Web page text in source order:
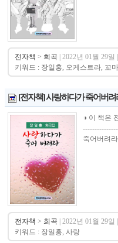
전자책 > 희곡 | 2022년 01월 29
키워드 : 장일홍, 오케스트라, 꼬
[전자책] 사랑하다가 죽어버려
◑ 이 책은
죽어버려
전자책 > 희곡 | 2022년 01월 29
키워드 : 장일홍, 사랑